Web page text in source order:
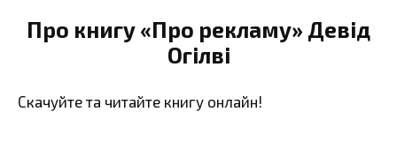
Про книгу «Про рекламу» Девід
Огілві
Скачуйте та читайте книгу онлайн!